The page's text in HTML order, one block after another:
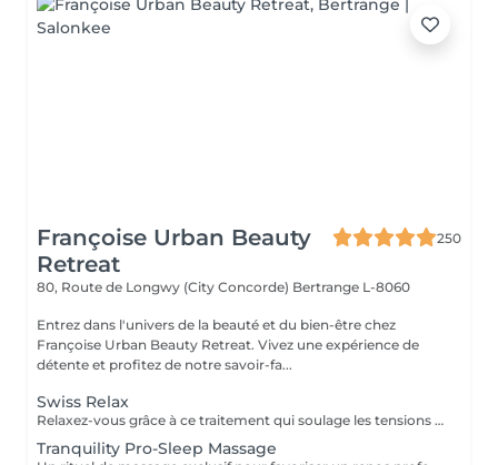
Françoise Urban Beauty
Retreat
250
80, Route de Longwy (City Concorde) Bertrange L-8060
Entrez dans l'univers de la beauté et du bien-être chez
Françoise Urban Beauty Retreat. Vivez une expérience de
détente et profitez de notre savoir-fa...
Swiss Relax
Relaxez-vous grâce à ce traitement qui soulage les tensions pour un dos parfaitement détendu.
Tranquility Pro-Sleep Massage